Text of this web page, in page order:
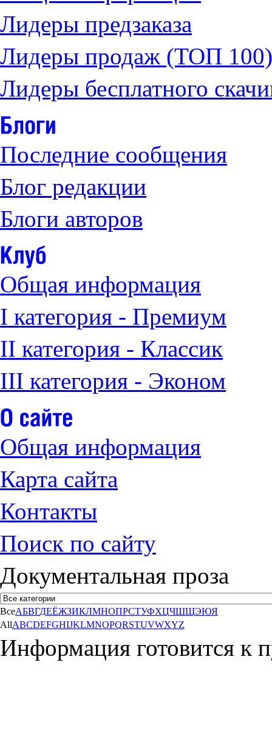
Лидеры предзаказа
Лидеры продаж (ТОП 100)
Лидеры бесплатного
Последние сообщения
Блог редакции
Блоги авторов
Общая информация
I категория - Премиум
II категория - Классик
III категория - Эконом
Общая информация
Карта сайта
Контакты
Поиск по сайту
Документальная проза
ВсеАБВГДЕЁЖЗИКЛМНОПРСТУФХЦЧШЩЭЮЯ
AllABCDEFGHIJKLMNOPQRSTUVWXYZ
Информация готовится к